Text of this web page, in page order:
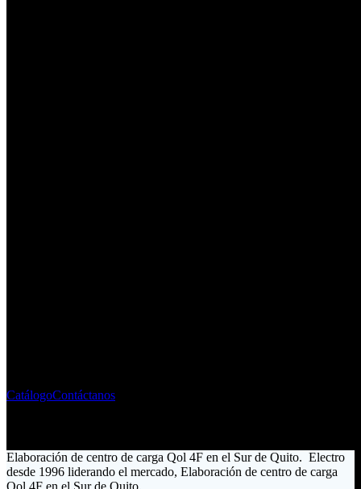
CatálogoContáctanos
Elaboración de centro de carga Qol 4F en el Sur de Quito. Electro
desde 1996 liderando el mercado, Elaboración de centro de carga